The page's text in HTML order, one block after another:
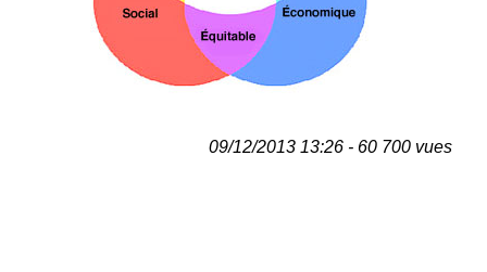
09/12/2013 13:26 - 60 700 vues